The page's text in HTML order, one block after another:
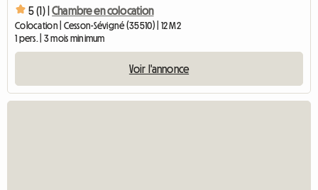
5 (1) | Chambre en colocation
Colocation | Cesson-Sévigné (35510) | 12 M2
1 pers. | 3 mois minimum
Voir l'annonce